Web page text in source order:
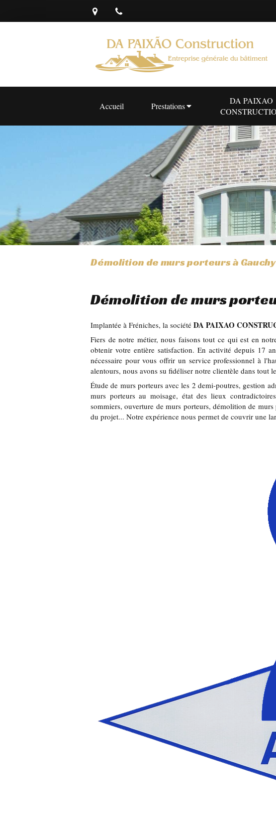
Accueil Prestations
DA PAIXAO
Démolition de murs porteurs à
Démolition de murs
Implantée à Fréniches, la société DA PAIXAO
Fiers de notre métier, nous faisons tout ce qui est en
obtenir votre entière satisfaction. En activité depuis 17
nécessaire pour vous offrir un service professionnel à
alentours, nous avons su fidéliser notre clientèle dans tout
Étude de murs porteurs avec les 2 demi-poutres, gestion
murs porteurs au moisage, état des lieux
sommiers, ouverture de murs porteurs, démolition de
du projet... Notre expérience nous permet de couvrir une